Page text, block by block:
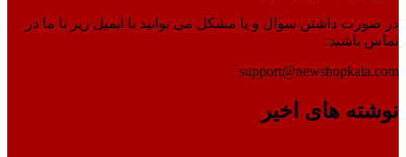
در صورت داشتن سوال و یا مشکل می توانید با ایمیل زیر با ما در
تماس باشید:
support@newshopkala.com
نوشته های اخیر